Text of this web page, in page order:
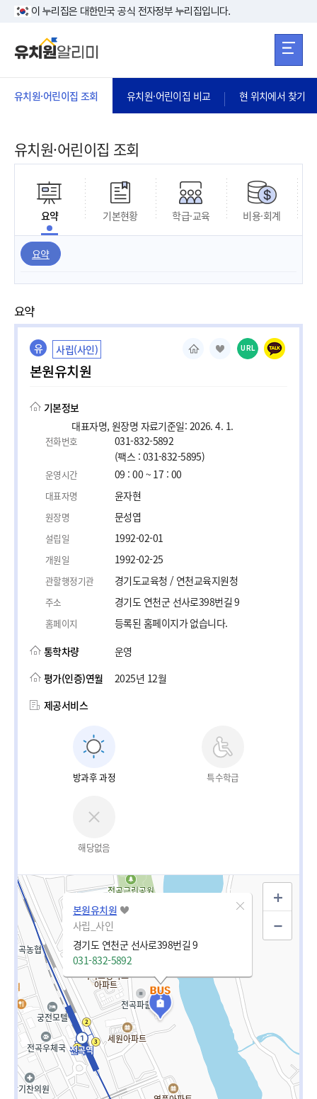
본문 바로가기
이 누리집은 대한민국 공식 전자정부 누리집입니다.
유치원·어린이집 조회 유치원·어린이집 비교 현 위치에서 찾기
유치원·어린이집 조회
요약 기본현황 학급·교육 비용·회계
요약
요약
유 사립(사인)
본원유치원
URL
기본정보
대표자명, 원장명 자료기준일: 2026. 4. 1.
전화번호
031-832-5892
(팩스 : 031-832-5895)
운영시간 09 : 00 ~ 17 : 00
대표자명 윤자현
원장명 문성엽
설립일 1992-02-01
개원일 1992-02-25
관할행정기관 경기도교육청 / 연천교육지원청
주소 경기도 연천군 선사로398번길 9
홈페이지
등록된 홈페이지가 없습니다.
통학차량
운영
평가(인증)연월
2025년 12월
제공서비스
방과후 과정 특수학급
해당없음
본원유치원
사립_사인
경기도 연천군 선사로398번길 9
031-832-5892